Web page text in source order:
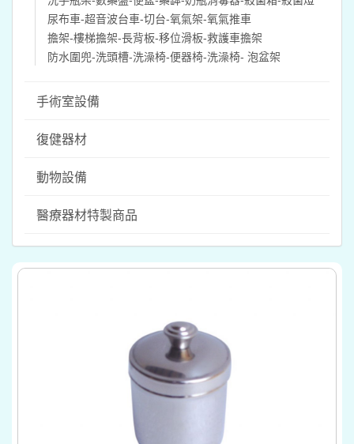
尿布車-超音波台車-切台-氧氣架-氧氣推車
擔架-樓梯擔架-長背板-移位滑板-救護車擔架
防水圍兜-洗頭槽-洗澡椅-便器椅-洗澡椅- 泡盆架
手術室設備
復健器材
動物設備
醫療器材特製商品